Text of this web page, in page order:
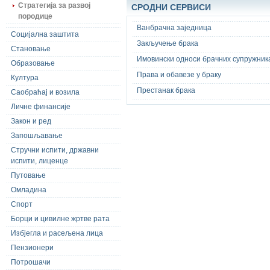
СРОДНИ СЕРВИСИ
Ванбрачна заједница
Закључење брака
Имовински односи брачних
Права и обавезе у браку
Престанак брака
Стратегија за развој
породице
Социјална заштита
Становање
Образовање
Култура
Саобраћај и возила
Личне финансије
Закон и ред
Запошљавање
Стручни испити, државни
испити, лиценце
Путовање
Омладина
Спорт
Борци и цивилне жртве рата
Избјегла и расељена лица
Пензионери
Потрошачи